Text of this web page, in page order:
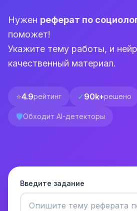
Нужен реферат по
поможет!
Укажите тему работы, и
качественный материал.
⭐4.9рейтинг ✓90k+решено
🛡️Обходит AI-детекторы
Введите задание